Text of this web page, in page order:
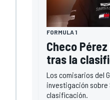
FORMULA 1
Checo
tras la
Los comisarios del
investigación sobre
clasificación.